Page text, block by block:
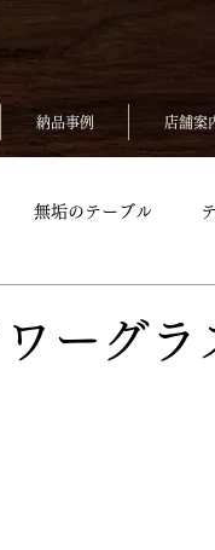
納品事例 店舗案
無垢のテーブル
ーグラ